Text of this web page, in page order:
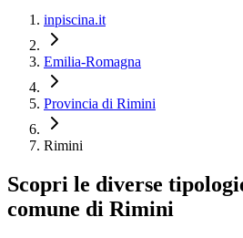
inpiscina.it
Emilia-Romagna
Provincia di Rimini
Rimini
Scopri le diverse
comune di Rimini